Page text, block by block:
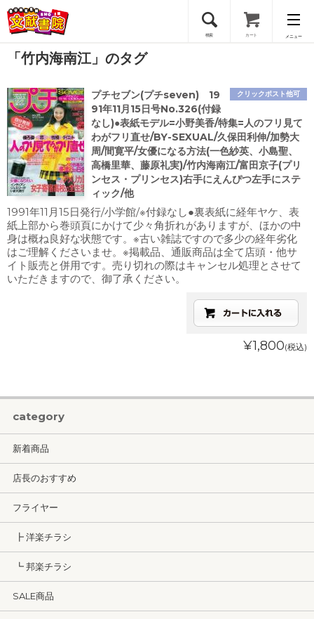
検索 カート メニュー
会員登録
ログイン
「竹内海南江」のタグ
クリックポスト他可
プチセブン(プチseven) 19
91年11月15日号No.326(付録
なし)●表紙モデル=小野美香/特集=人のフリ見て
わがフリ直せ/BY-SEXUAL/久保田利伸/加勢大
周/間寛平/女優になる方法(一色紗英、小島聖、
高橋里華、藤原礼実)/竹内海南江/富田京子(プリ
ンセス・プリンセス)右手にえんぴつ左手にステ
ィック/他
1991年11月15日発行/小学館/※付録なし●裏表紙に経年ヤケ、表
紙上部から巻頭頁にかけて少々角折れがありますが、ほかの中
身は概ね良好な状態です。※古い雑誌ですので多少の経年劣化
はご理解くださいませ。※掲載品、通販商品は全て店頭・他サ
イト販売と併用です。売り切れの際はキャンセル処理とさせて
いただきますので、御了承ください。
¥1,800(税込)
category
新着商品
店長のおすすめ
フライヤー
┣ 洋楽チラシ
┗ 邦楽チラシ
SALE商品